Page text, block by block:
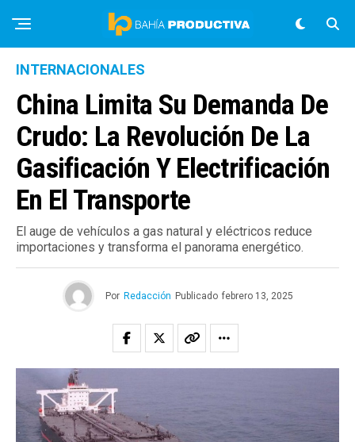
INTERNACIONALES
China Limita Su Demanda De
Crudo: La Revolución De La
Gasificación Y Electrificación
En El Transporte
El auge de vehículos a gas natural y eléctricos reduce
importaciones y transforma el panorama energético.
Por Redacción Publicado febrero 13, 2025